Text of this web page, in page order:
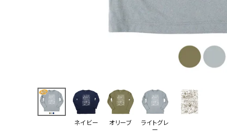
ネイビー オリーブ
ライトグレ
ー